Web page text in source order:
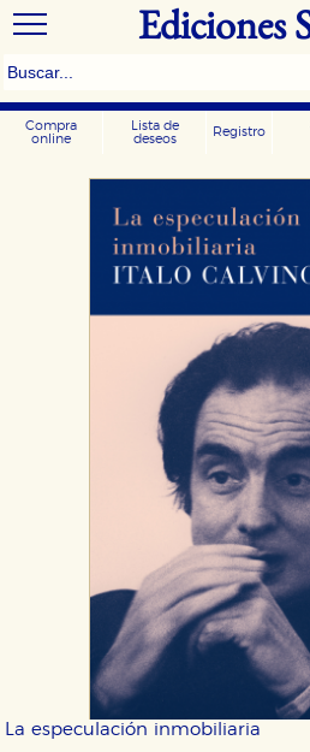
Ediciones
Compra
online
Lista de
deseos
Registro
La especulación inmobiliaria